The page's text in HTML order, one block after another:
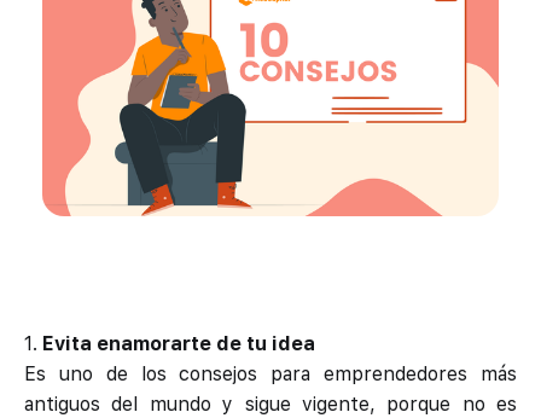
1. Evita enamorarte de tu idea
Es uno de los consejos para emprendedores más
antiguos del mundo y sigue vigente, porque no es